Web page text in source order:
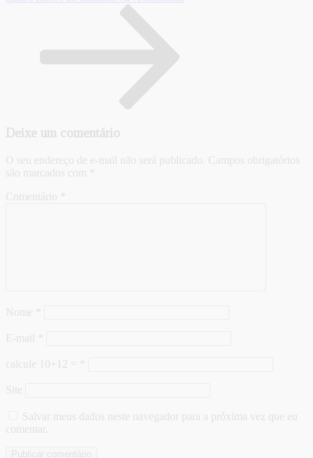
Deixe um comentário
O seu endereço de e-mail não será publicado. Campos obrigatórios
são marcados com
Comentário
Nome
E-mail
calcule 10+12 =
Site
Salvar meus dados neste navegador para a próxima vez que eu
comentar.